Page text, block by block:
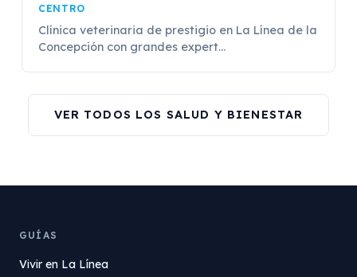
CENTRO
Clínica veterinaria de prestigio en La Línea de la
Concepción con grandes expert...
VER TODOS LOS SALUD Y BIENESTAR
GUÍAS
Vivir en La Línea